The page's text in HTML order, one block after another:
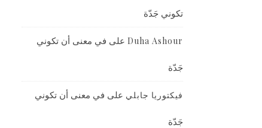
تكوني جَدّة
Duha Ashour على في معنى أن تكوني
جَدّة
فيكتوريا جابلي على في معنى أن تكوني
جَدّة